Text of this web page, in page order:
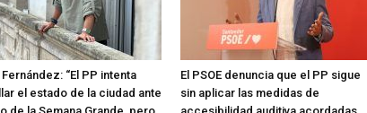
“El PP intenta
el estado de la ciudad ante
El PSOE denuncia que el PP sigue
sin aplicar las medidas de